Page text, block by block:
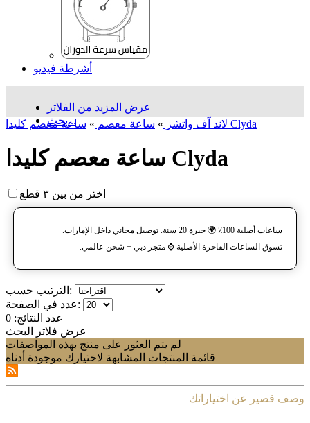
أشرطة فيديو
عرض المزيد من الفلاتر
بحث...
لاند آف واتشز » ساعة معصم » ساعة معصم کلیدا Clyda
ساعة معصم کلیدا Clyda
اختر من بين ٣ قطع
ساعات أصلية 100٪ 🌍 خبرة 20 سنة. توصيل مجاني داخل الإمارات.
تسوق الساعات الفاخرة الأصلية ⌚️ متجر دبي + شحن عالمي.
الترتيب حسب:
عدد في الصفحة:
عدد النتائج: 0
عرض فلاتر البحث
لم يتم العثور على منتج بهذه المواصفات
قائمة المنتجات المشابهة لاختيارك موجودة أدناه
وصف قصير عن اختياراتك